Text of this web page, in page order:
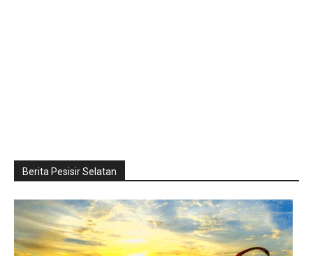
Berita Pesisir Selatan